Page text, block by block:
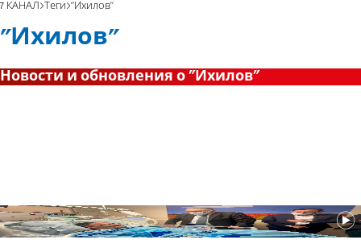
7 КАНАЛ Теги "Ихилов"
"Ихилов"
Новости и обновления о "Ихилов"